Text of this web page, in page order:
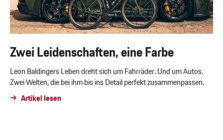
Zwei Leidenschaften, eine Farbe
Leon Baldingers Leben dreht sich um Fahrräder. Und um Autos.
Zwei Welten, die bei ihm bis ins Detail perfekt zusammenpassen.
Artikel lesen